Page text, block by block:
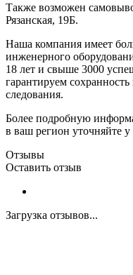
Также возможен
Рязанская, 19Б.
Наша компания имеет
инженерного
18 лет и свыше 3000
гарантируем
следования.
Более подробную
в ваш регион уточняйте
Отзывы
Оставить отзыв
Загрузка отзывов...